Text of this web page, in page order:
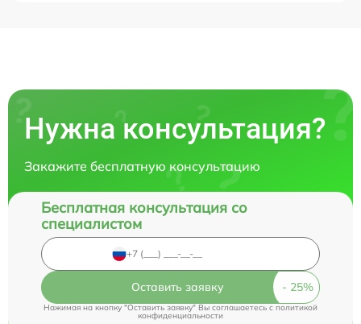
Нужна консультация?
Закажите бесплатную консультацию
Бесплатная консультация со
специалистом
Оставить заявку
Нажимая на кнопку "Оставить заявку" Вы соглашаетесь cполитикой
конфиденциальности